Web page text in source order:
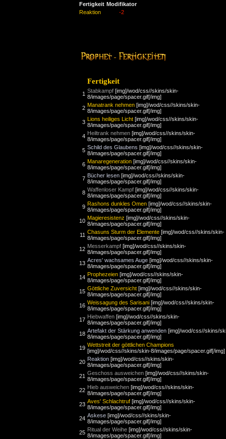
Fertigkeit Modifikator
Reaktion
-2
Fertigkeit
1 Stabkampf [img]/wod/css//skins/skin-
8/images/page/spacer.gif[/img]
2 Manatrank nehmen [img]/wod/css//skins/skin-
8/images/page/spacer.gif[/img]
3 Lions heiliges Licht [img]/wod/css//skins/skin-
8/images/page/spacer.gif[/img]
4 Heiltrank nehmen [img]/wod/css//skins/skin-
8/images/page/spacer.gif[/img]
5 Schild des Glaubens [img]/wod/css//skins/skin-
8/images/page/spacer.gif[/img]
6 Manaregeneration [img]/wod/css//skins/skin-
8/images/page/spacer.gif[/img]
7 Bücher lesen [img]/wod/css//skins/skin-
8/images/page/spacer.gif[/img]
8 Waffenloser Kampf [img]/wod/css//skins/skin-
8/images/page/spacer.gif[/img]
9 Rashons dunkles Omen [img]/wod/css//skins/skin-
8/images/page/spacer.gif[/img]
10 Magieresistenz [img]/wod/css//skins/skin-
8/images/page/spacer.gif[/img]
11 Chasuns Sturm der Elemente [img]/wod/css//skins/skin-
8/images/page/spacer.gif[/img]
12 Messerkampf [img]/wod/css//skins/skin-
8/images/page/spacer.gif[/img]
13 Acres' wachsames Auge [img]/wod/css//skins/skin-
8/images/page/spacer.gif[/img]
14 Prophezeien [img]/wod/css//skins/skin-
8/images/page/spacer.gif[/img]
15 Göttliche Zuversicht [img]/wod/css//skins/skin-
8/images/page/spacer.gif[/img]
16 Weissagung des Sarisani [img]/wod/css//skins/skin-
8/images/page/spacer.gif[/img]
17 Hiebwaffen [img]/wod/css//skins/skin-
8/images/page/spacer.gif[/img]
18 Artefakt der Stärkung anwenden [img]/wod/css//skins/
8/images/page/spacer.gif[/img]
19 Wettstreit der göttlichen Champions
[img]/wod/css//skins/skin-8/images/page/spacer.gif[/img]
20 Reaktion [img]/wod/css//skins/skin-
8/images/page/spacer.gif[/img]
21 Geschoss ausweichen [img]/wod/css//skins/skin-
8/images/page/spacer.gif[/img]
22 Hieb ausweichen [img]/wod/css//skins/skin-
8/images/page/spacer.gif[/img]
23 Aves' Schlachtruf [img]/wod/css//skins/skin-
8/images/page/spacer.gif[/img]
24 Askese [img]/wod/css//skins/skin-
8/images/page/spacer.gif[/img]
25 Ritual der Weihe [img]/wod/css//skins/skin-
8/images/page/spacer.gif[/img]